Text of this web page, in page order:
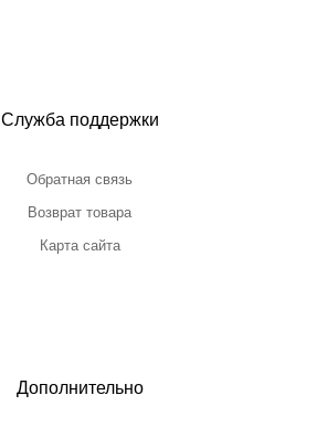
Служба поддержки
Обратная связь
Возврат товара
Карта сайта
Дополнительно